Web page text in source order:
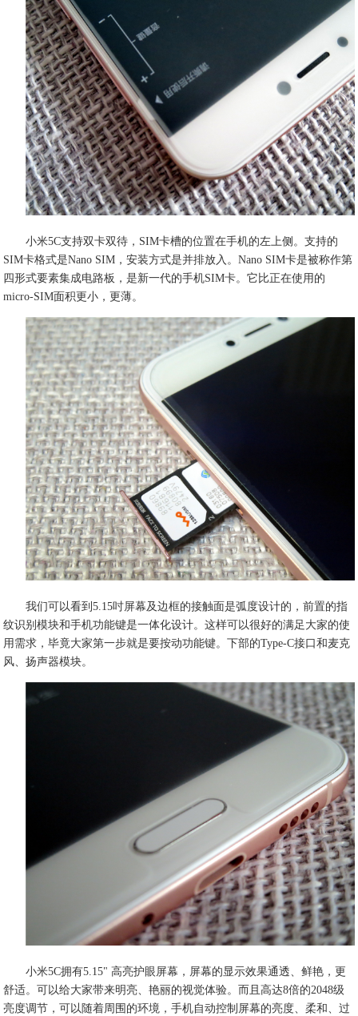
小米5C支持双卡双待，SIM卡槽的位置在手机的左上侧。支持的
SIM卡格式是Nano SIM，安装方式是并排放入。Nano SIM卡是被称作第
四形式要素集成电路板，是新一代的手机SIM卡。它比正在使用的
micro-SIM面积更小，更薄。
我们可以看到5.15吋屏幕及边框的接触面是弧度设计的，前置的指
纹识别模块和手机功能键是一体化设计。这样可以很好的满足大家的使
用需求，毕竟大家第一步就是要按动功能键。下部的Type-C接口和麦克
风、扬声器模块。
小米5C拥有5.15" 高亮护眼屏幕，屏幕的显示效果通透、鲜艳，更
舒适。可以给大家带来明亮、艳丽的视觉体验。而且高达8倍的2048级
亮度调节，可以随着周围的环境，手机自动控制屏幕的亮度、柔和、过